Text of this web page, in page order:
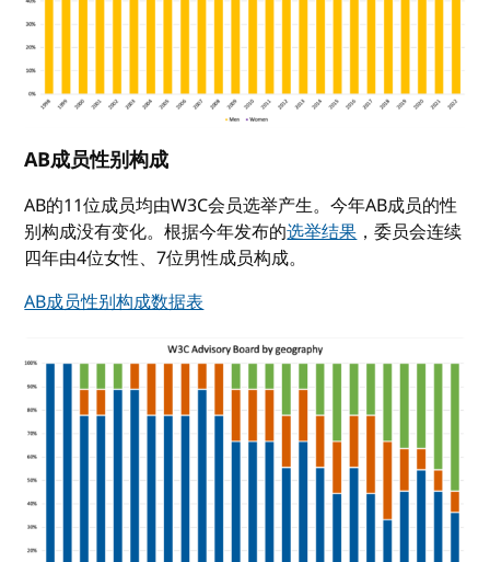
AB成员性别构成
AB的11位成员均由W3C会员选举产生。今年AB成员的性
别构成没有变化。根据今年发布的选举结果，委员会连续
四年由4位女性、7位男性成员构成。
AB成员性别构成数据表